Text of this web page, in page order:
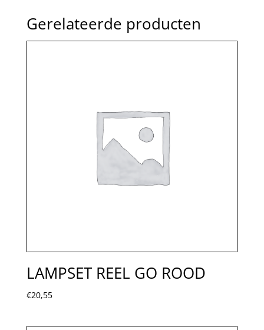
Gerelateerde producten
LAMPSET REEL GO ROOD
€20,55